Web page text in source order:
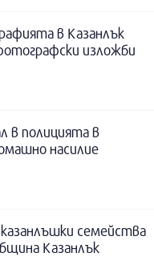
в Казанлък
изложби
в полицията в
насилие
семейства
Казанлък